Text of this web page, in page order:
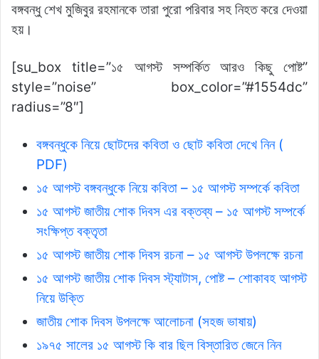
বঙ্গবন্ধু শেখ মুজিবুর রহমানকে তারা পুরো পরিবার সহ নিহত করে দেওয়া
হয়।
[su_box title=”১৫ আগস্ট সম্পর্কিত আরও কিছু পোষ্ট”
style=”noise” box_color=”#1554dc”
radius=”8″]
বঙ্গবন্ধুকে নিয়ে ছোটদের কবিতা ও ছোট কবিতা দেখে নিন (
PDF)
১৫ আগস্ট বঙ্গবন্ধুকে নিয়ে কবিতা – ১৫ আগস্ট সম্পর্কে কবিতা
১৫ আগস্ট জাতীয় শোক দিবস এর বক্তব্য – ১৫ আগস্ট সম্পর্কে
সংক্ষিপ্ত বক্তৃতা
১৫ আগস্ট জাতীয় শোক দিবস রচনা – ১৫ আগস্ট উপলক্ষে রচনা
১৫ আগস্ট জাতীয় শোক দিবস স্ট্যাটাস, পোষ্ট – শোকাবহ আগস্ট
নিয়ে উক্তি
জাতীয় শোক দিবস উপলক্ষে আলোচনা (সহজ ভাষায়)
১৯৭৫ সালের ১৫ আগস্ট কি বার ছিল বিস্তারিত জেনে নিন